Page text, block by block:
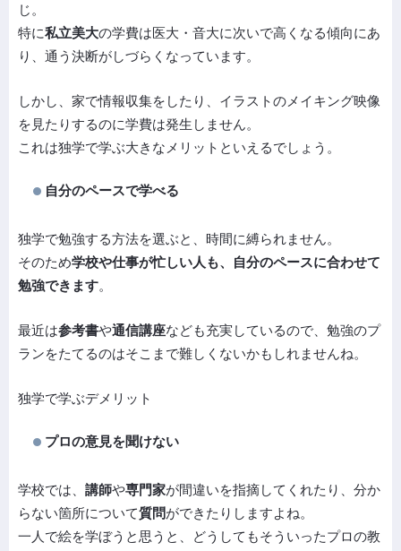
じ。
特に私立美大の学費は医大・音大に次いで高くなる傾向にあ
り、通う決断がしづらくなっています。
しかし、家で情報収集をしたり、イラストのメイキング映像
を見たりするのに学費は発生しません。
これは独学で学ぶ大きなメリットといえるでしょう。
自分のペースで学べる
独学で勉強する方法を選ぶと、時間に縛られません。
そのため学校や仕事が忙しい人も、自分のペースに合わせて
勉強できます。
最近は参考書や通信講座なども充実しているので、勉強のプ
ランをたてるのはそこまで難しくないかもしれませんね。
独学で学ぶデメリット
プロの意見を聞けない
学校では、 講師や専門家が間違いを指摘してくれたり、分か
らない箇所について質問ができたりしますよね。
一人で絵を学ぼうと思うと、どうしてもそういったプロの教